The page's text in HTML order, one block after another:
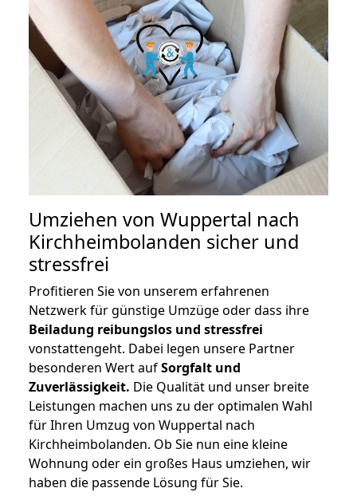
Umziehen von Wuppertal nach
Kirchheimbolanden sicher und
stressfrei
Profitieren Sie von unserem erfahrenen
Netzwerk für günstige Umzüge oder dass ihre
Beiladung reibungslos und stressfrei
vonstattengeht. Dabei legen unsere Partner
besonderen Wert aufSorgfalt und
Zuverlässigkeit. Die Qualität und unser breite
Leistungen machen uns zu der optimalen Wahl
für Ihren Umzug von Wuppertal nach
Kirchheimbolanden. Ob Sie nun eine kleine
Wohnung oder ein großes Haus umziehen, wir
haben die passende Lösung für Sie.